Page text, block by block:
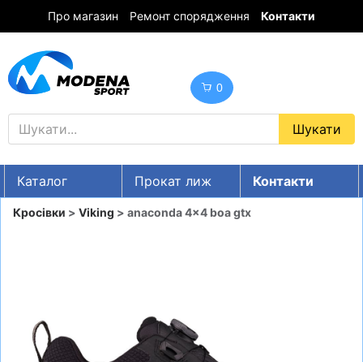
Про магазин Ремонт спорядження Контакти
0
Каталог Прокат лиж
Контакти
UA RU EN
ОДЯГ
ВЗУТТЯ
Кросівки > Viking > anaconda 4x4 boa gtx